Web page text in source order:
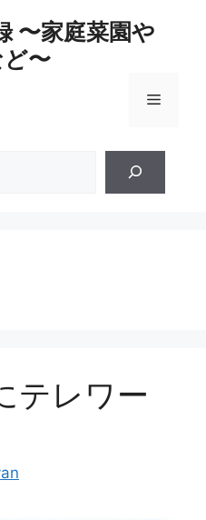
〜家庭菜園や
〜
メ
ニ
テレワー